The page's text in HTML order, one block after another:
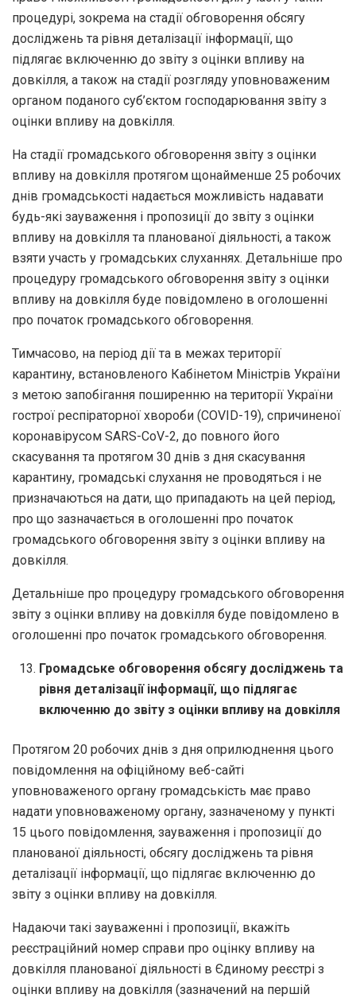
процедурі, зокрема на стадії обговорення обсягу
досліджень та рівня деталізації інформації, що
підлягає включенню до звіту з оцінки впливу на
довкілля, а також на стадії розгляду уповноваженим
органом поданого суб’єктом господарювання звіту з
оцінки впливу на довкілля.
На стадії громадського обговорення звіту з оцінки
впливу на довкілля протягом щонайменше 25 робочих
днів громадськості надається можливість надавати
будь-які зауваження і пропозиції до звіту з оцінки
впливу на довкілля та планованої діяльності, а також
взяти участь у громадських слуханнях. Детальніше про
процедуру громадського обговорення звіту з оцінки
впливу на довкілля буде повідомлено в оголошенні
про початок громадського обговорення.
Тимчасово, на період дії та в межах території
карантину, встановленого Кабінетом Міністрів України
з метою запобігання поширенню на території України
гострої респіраторної хвороби (COVID-19), спричиненої
коронавірусом SARS-CoV-2, до повного його
скасування та протягом 30 днів з дня скасування
карантину, громадські слухання не проводяться і не
призначаються на дати, що припадають на цей період,
про що зазначається в оголошенні про початок
громадського обговорення звіту з оцінки впливу на
довкілля.
Детальніше про процедуру громадського обговорення
звіту з оцінки впливу на довкілля буде повідомлено в
оголошенні про початок громадського обговорення.
Громадське обговорення обсягу досліджень та
рівня деталізації інформації, що підлягає
включенню до звіту з оцінки впливу на довкілля
Протягом 20 робочих днів з дня оприлюднення цього
повідомлення на офіційному веб-сайті
уповноваженого органу громадськість має право
надати уповноваженому органу, зазначеному у пункті
15 цього повідомлення, зауваження і пропозиції до
планованої діяльності, обсягу досліджень та рівня
деталізації інформації, що підлягає включенню до
звіту з оцінки впливу на довкілля.
Надаючи такі зауваженні і пропозиції, вкажіть
реєстраційний номер справи про оцінку впливу на
довкілля планованої діяльності в Єдиному реєстрі з
оцінки впливу на довкілля (зазначений на першій